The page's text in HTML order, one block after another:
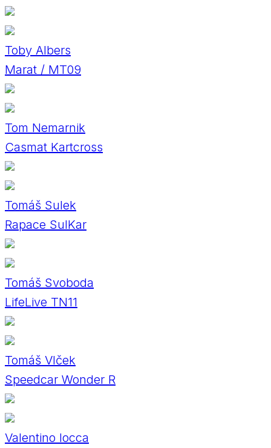
Toby Albers
Marat / MT09
Tom Nemarnik
Casmat Kartcross
Tomáš Sulek
Rapace SulKar
Tomáš Svoboda
LifeLive TN11
Tomáš Vlček
Speedcar Wonder R
Valentino Iocca